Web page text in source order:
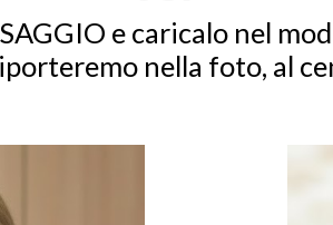
e caricalo nel
nella foto, al